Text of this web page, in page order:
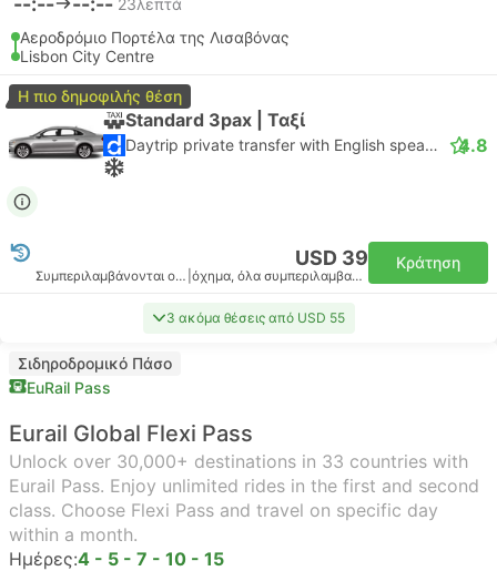
Αεροδρόμιο Πορτέλα της Λισαβόνας
Lisbon City Centre
Η πιο δημοφιλής θέση
Standard 3pax | Ταξί
Daytrip private transfer with English speaking driver 4.8
USD 39
Συμπεριλαμβάνονται οι φόροι όχημα, όλα συμπεριλαμβανομένου
Κράτηση
3 ακόμα θέσεις από USD 55
Σιδηροδρομικό Πάσο
EuRail Pass
Eurail Global Flexi Pass
Unlock over 30,000+ destinations in 33 countries with
Eurail Pass. Enjoy unlimited rides in the first and second
class. Choose Flexi Pass and travel on specific day
within a month.
Ημέρες:4 - 5 - 7 - 10 - 15